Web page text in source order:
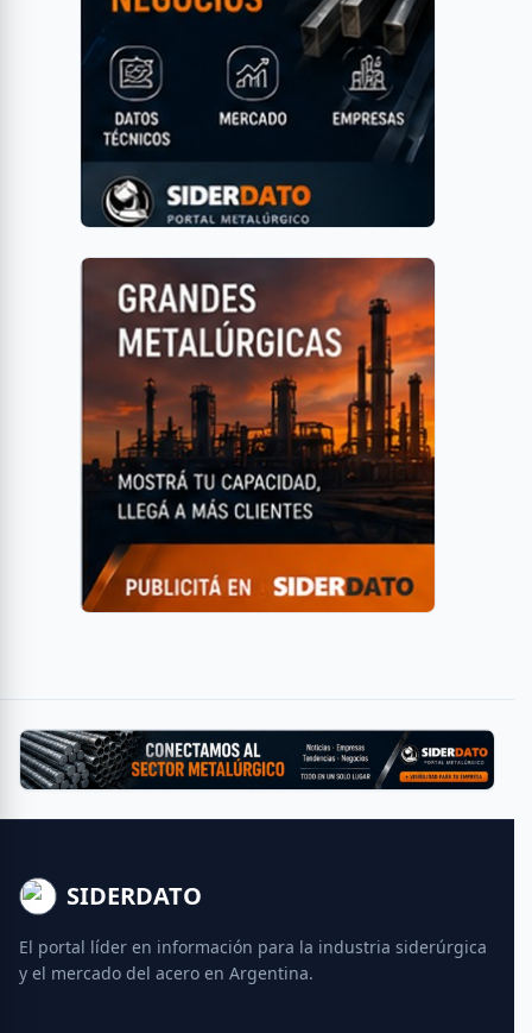
SIDERDATO
El portal líder en información para la industria siderúrgica
y el mercado del acero en Argentina.